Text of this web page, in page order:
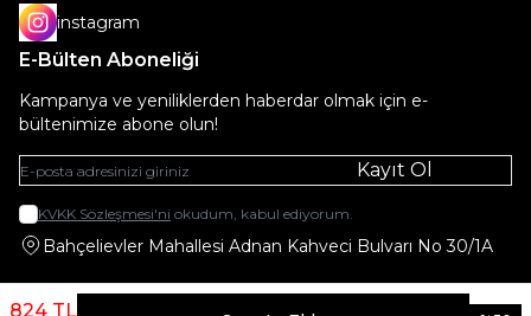
824 TL
instagram
E-Bülten Aboneliği
Kampanya ve yeniliklerden haberdar olmak için e-
bültenimize abone olun!
Kayıt Ol
KVKK Sözleşmesi'ni okudum, kabul ediyorum.
Bahçelievler Mahallesi Adnan Kahveci Bulvarı No 30/1A